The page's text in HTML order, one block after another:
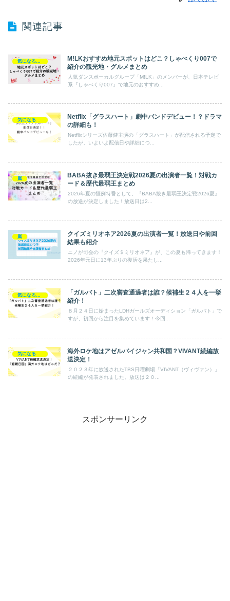
関連記事
M!LKおすすめ地元スポットはどこ？しゃべくり007で
紹介の観光地・グルメまとめ
人気ダンスボーカルグループ「M!LK」のメンバーが、日本テレビ
系『しゃべくり007』で地元のおすすめ...
Netflix「グラスハート」劇中バンドデビュー！？ドラマ
の詳細も！
Netflixシリーズ佐藤健主演の「グラスハート」が配信される予定で
したが、いよいよ配信日や詳細につ...
嵐
BABA抜き最弱王決定戦2026夏の出演者一覧！対戦カ
ード＆歴代最弱王まとめ
2026年夏の恒例特番として、『BABA抜き最弱王決定戦2026夏』
の放送が決定しました！放送日は2...
嵐
クイズミリオネア2026夏の出演者一覧！放送日や前回
結果も紹介
ニノが司会の『クイズ＄ミリオネア』が、この夏も帰ってきます！
2026年元日に13年ぶりの復活を果たし...
気になるエンタメ
「ガルバト」二次審査通過者は誰？候補生２４人を一挙
紹介！
８月２４日に始まったLDHガールズオーディション「ガルバト」で
すが、初回から注目を集めています！今回...
気になるエンタメ
海外ロケ地はアゼルバイジャン共和国？VIVANT続編放
送決定！
２０２３年に放送されたTBS日曜劇場「VIVANT（ヴィヴァン）」
の続編が発表されました。放送は２０...
スポンサーリンク